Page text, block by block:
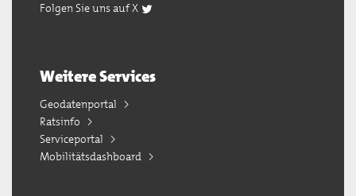
Folgen Sie uns auf X
Weitere Services
Geodatenportal
Ratsinfo
Serviceportal
Mobilitätsdashboard